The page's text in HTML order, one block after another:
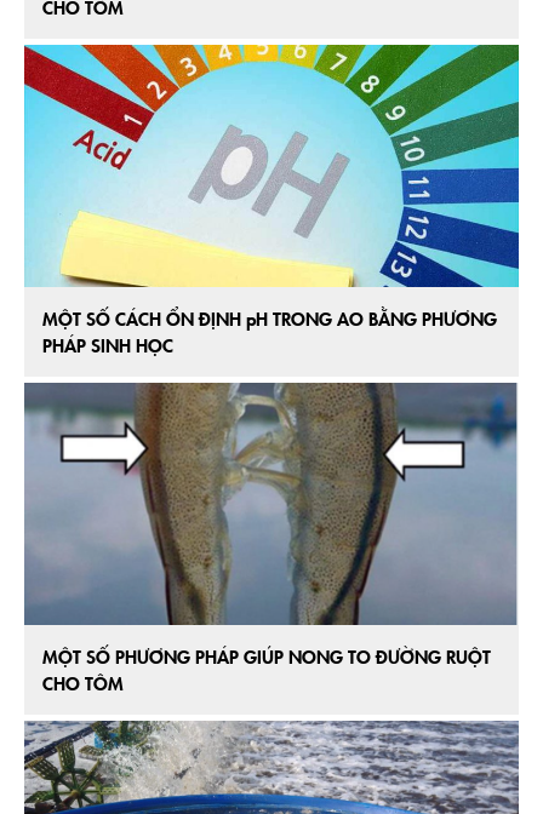
CHO TÔM
MỘT SỐ CÁCH ỔN ĐỊNH pH TRONG AO BẰNG PHƯƠNG
PHÁP SINH HỌC
MỘT SỐ PHƯƠNG PHÁP GIÚP NONG TO ĐƯỜNG RUỘT
CHO TÔM